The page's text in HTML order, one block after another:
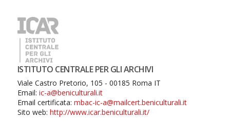
ISTITUTO CENTRALE PER GLI ARCHIVI
Viale Castro Pretorio, 105 - 00185 Roma IT
Email: ic-a@beniculturali.it
Email certificata: mbac-ic-a@mailcert.beniculturali.it
Sito web: http://www.icar.beniculturali.it/